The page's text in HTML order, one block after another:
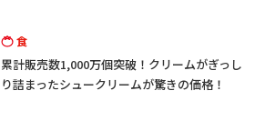
食
累計販売数1,000万個突破！クリームがぎっし
り詰まったシュークリームが驚きの価格！